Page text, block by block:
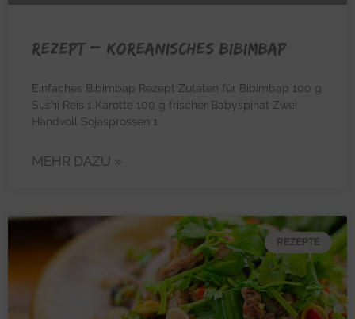
REZEPT – Koreanisches Bibimbap
Einfaches Bibimbap Rezept Zutaten für Bibimbap 100 g
Sushi Reis 1 Karotte 100 g frischer Babyspinat Zwei
Handvoll Sojasprossen 1
MEHR DAZU »
REZEPTE